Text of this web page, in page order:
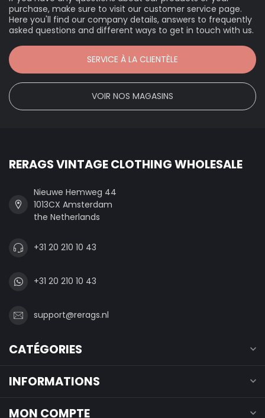
purchase, make sure to visit our customer service page.
Here you'll find our company details, answers to frequently
asked questions and different ways to get in touch with us.
SERVICE À LA CLIENTÈLE
VOIR NOS MAGASINS
RERAGS VINTAGE CLOTHING WHOLESALE
Nieuwe Hemweg 44
1013CX Amsterdam
the Netherlands
+31 20 210 10 43
+31 20 210 10 43
support@rerags.nl
CATÉGORIES
INFORMATIONS
MON COMPTE